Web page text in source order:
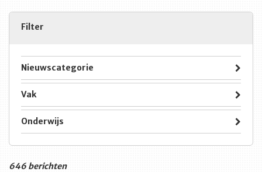
Filter
Nieuwscategorie
Vak
Onderwijs
646 berichten